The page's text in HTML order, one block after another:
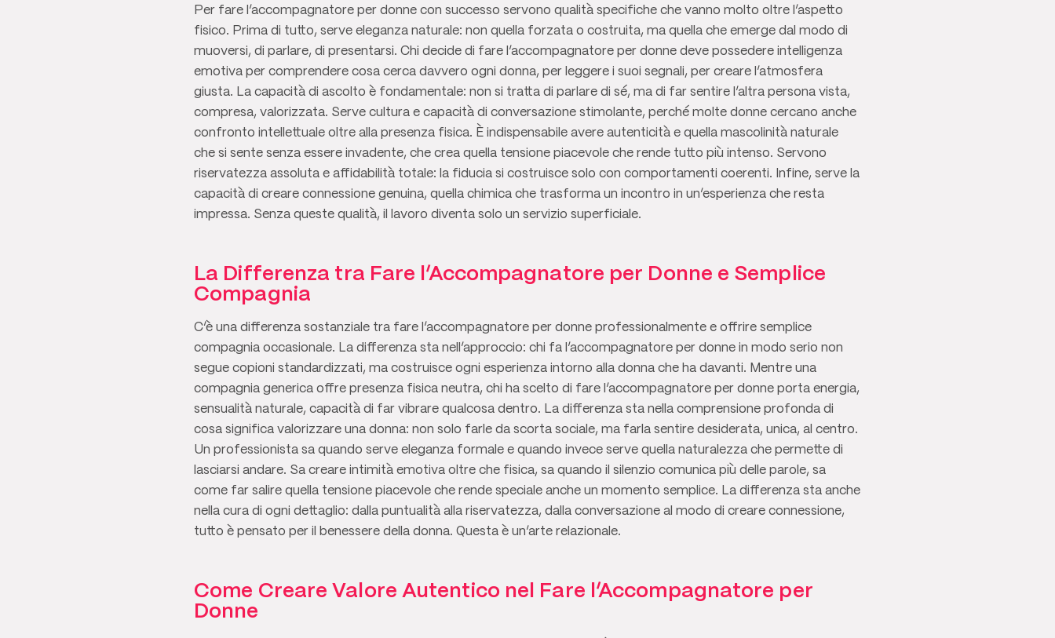
Per fare l’accompagnatore per donne con successo servono qualità specifiche che vanno molto oltre l’aspetto
fisico. Prima di tutto, serve eleganza naturale: non quella forzata o costruita, ma quella che emerge dal modo di
muoversi, di parlare, di presentarsi. Chi decide di fare l’accompagnatore per donne deve possedere intelligenza
emotiva per comprendere cosa cerca davvero ogni donna, per leggere i suoi segnali, per creare l’atmosfera
giusta. La capacità di ascolto è fondamentale: non si tratta di parlare di sé, ma di far sentire l’altra persona vista,
compresa, valorizzata. Serve cultura e capacità di conversazione stimolante, perché molte donne cercano anche
confronto intellettuale oltre alla presenza fisica. È indispensabile avere autenticità e quella mascolinità naturale
che si sente senza essere invadente, che crea quella tensione piacevole che rende tutto più intenso. Servono
riservatezza assoluta e affidabilità totale: la fiducia si costruisce solo con comportamenti coerenti. Infine, serve la
capacità di creare connessione genuina, quella chimica che trasforma un incontro in un’esperienza che resta
impressa. Senza queste qualità, il lavoro diventa solo un servizio superficiale.
La Differenza tra Fare l’Accompagnatore per Donne e Semplice
Compagnia
C’è una differenza sostanziale tra fare l’accompagnatore per donne professionalmente e offrire semplice
compagnia occasionale. La differenza sta nell’approccio: chi fa l’accompagnatore per donne in modo serio non
segue copioni standardizzati, ma costruisce ogni esperienza intorno alla donna che ha davanti. Mentre una
compagnia generica offre presenza fisica neutra, chi ha scelto di fare l’accompagnatore per donne porta energia,
sensualità naturale, capacità di far vibrare qualcosa dentro. La differenza sta nella comprensione profonda di
cosa significa valorizzare una donna: non solo farle da scorta sociale, ma farla sentire desiderata, unica, al centro.
Un professionista sa quando serve eleganza formale e quando invece serve quella naturalezza che permette di
lasciarsi andare. Sa creare intimità emotiva oltre che fisica, sa quando il silenzio comunica più delle parole, sa
come far salire quella tensione piacevole che rende speciale anche un momento semplice. La differenza sta anche
nella cura di ogni dettaglio: dalla puntualità alla riservatezza, dalla conversazione al modo di creare connessione,
tutto è pensato per il benessere della donna. Questa è un’arte relazionale.
Come Creare Valore Autentico nel Fare l’Accompagnatore per
Donne